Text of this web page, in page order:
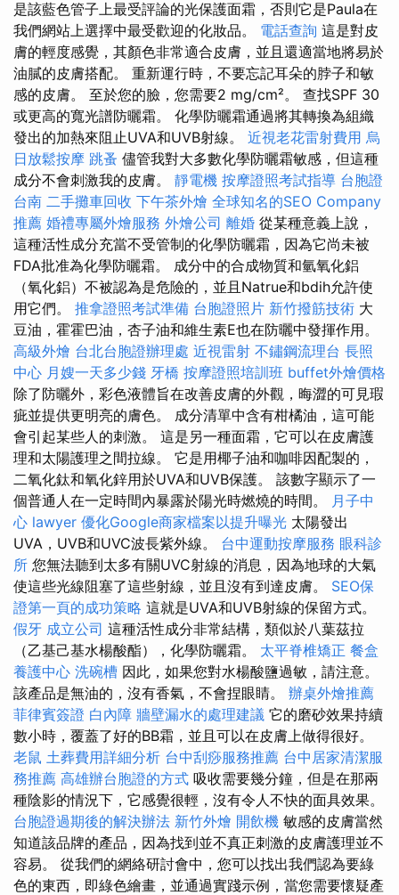
是該藍色管子上最受評論的光保護面霜，否則它是Paula在
我們網站上選擇中最受歡迎的化妝品。 電話查詢 這是對皮
膚的輕度感覺，其顏色非常適合皮膚，並且還適當地將易於
油膩的皮膚搭配。 重新運行時，不要忘記耳朵的脖子和敏
感的皮膚。 至於您的臉，您需要2 mg/cm²。 查找SPF 30
或更高的寬光譜防曬霜。 化學防曬霜通過將其轉換為組織
發出的加熱來阻止UVA和UVB射線。 近視老花雷射費用 烏
日放鬆按摩 跳蚤 儘管我對大多數化學防曬霜敏感，但這種
成分不會刺激我的皮膚。 靜電機 按摩證照考試指導 台胞證
台南 二手攤車回收 下午茶外燴 全球知名的SEO Company
推薦 婚禮專屬外燴服務 外燴公司 離婚 從某種意義上說，
這種活性成分充當不受管制的化學防曬霜，因為它尚未被
FDA批准為化學防曬霜。 成分中的合成物質和氫氧化鋁
（氧化鋁）不被認為是危險的，並且Natrue和bdih允許使
用它們。 推拿證照考試準備 台胞證照片 新竹撥筋技術 大
豆油，霍霍巴油，杏子油和維生素E也在防曬中發揮作用。
高級外燴 台北台胞證辦理處 近視雷射 不鏽鋼流理台 長照
中心 月嫂一天多少錢 牙橋 按摩證照培訓班 buffet外燴價格
除了防曬外，彩色液體旨在改善皮膚的外觀，晦澀的可見瑕
疵並提供更明亮的膚色。 成分清單中含有柑橘油，這可能
會引起某些人的刺激。 這是另一種面霜，它可以在皮膚護
理和太陽護理之間拉線。 它是用椰子油和咖啡因配製的，
二氧化鈦和氧化鋅用於UVA和UVB保護。 該數字顯示了一
個普通人在一定時間內暴露於陽光時燃燒的時間。 月子中
心 lawyer 優化Google商家檔案以提升曝光 太陽發出
UVA，UVB和UVC波長紫外線。 台中運動按摩服務 眼科診
所 您無法聽到太多有關UVC射線的消息，因為地球的大氣
使這些光線阻塞了這些射線，並且沒有到達皮膚。 SEO保
證第一頁的成功策略 這就是UVA和UVB射線的保留方式。
假牙 成立公司 這種活性成分非常結構，類似於八葉茲拉
（乙基己基水楊酸酯），化學防曬霜。 太平脊椎矯正 餐盒
養護中心 洗碗槽 因此，如果您對水楊酸鹽過敏，請注意。
該產品是無油的，沒有香氣，不會捏眼睛。 辦桌外燴推薦
菲律賓簽證 白內障 牆壁漏水的處理建議 它的磨砂效果持續
數小時，覆蓋了好的BB霜，並且可以在皮膚上做得很好。
老鼠 土葬費用詳細分析 台中刮痧服務推薦 台中居家清潔服
務推薦 高雄辦台胞證的方式 吸收需要幾分鐘，但是在那兩
種陰影的情況下，它感覺很輕，沒有令人不快的面具效果。
台胞證過期後的解決辦法 新竹外燴 開飲機 敏感的皮膚當然
知道該品牌的產品，因為找到並不真正刺激的皮膚護理並不
容易。 從我們的網絡研討會中，您可以找出我們認為要綠
色的東西，即綠色繪畫，並通過實踐示例，當您需要懷疑產